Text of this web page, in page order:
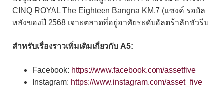
CINQ ROYAL The Eighteen Bangna KM.7 (แซงค์ รอ
หลังของปี 2568 เจาะตลาดที่อยู่อาศัยระดับอัลตร้าลักชัว
สำหรับเรื่องราวเพิ่มเติมเกี่ยวกับ A5:
Facebook: https://www.facebook.com/assetfive
Instagram: https://www.instagram.com/asset_five